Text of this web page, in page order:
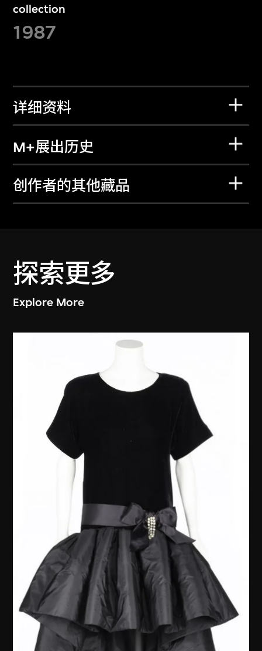
collection
1987
详细资料
M+展出历史
创作者的其他藏品
探索更多
Explore More